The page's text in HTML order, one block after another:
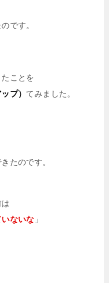
です。
ことを
プ） てみました。
たのです。
ないな 」